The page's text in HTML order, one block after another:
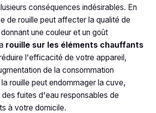
conséquences indésirables. En
de rouille peut affecter la qualité de
une couleur et un goût
rouille sur les éléments chauffants
l'efficacité de votre appareil,
de la consommation
rouille peut endommager la cuve,
fuites d'eau responsables de
à votre domicile.